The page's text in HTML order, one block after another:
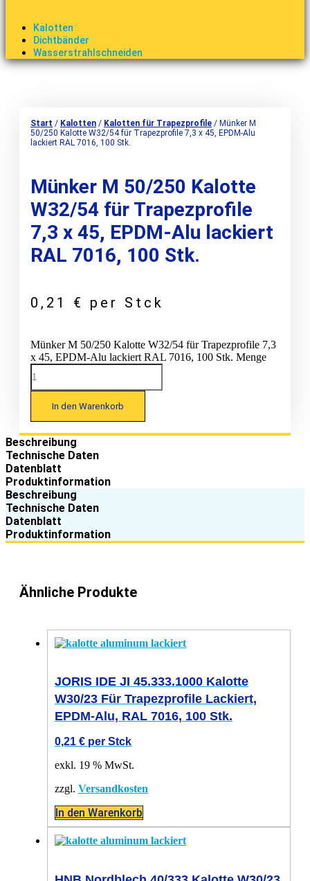
Kalotten
Dichtbänder
Wasserstrahlschneiden
Start / Kalotten / Kalotten für Trapezprofile / Münker M
50/250 Kalotte W32/54 für Trapezprofile 7,3 x 45, EPDM-Alu
lackiert RAL 7016, 100 Stk.
Münker M 50/250 Kalotte
W32/54 für Trapezprofile
7,3 x 45, EPDM-Alu lackiert
RAL 7016, 100 Stk.
0,21 € per Stck
Münker M 50/250 Kalotte W32/54 für Trapezprofile 7,3
x 45, EPDM-Alu lackiert RAL 7016, 100 Stk. Menge
In den Warenkorb
Beschreibung
Technische Daten
Datenblatt
Produktinformation
Beschreibung
Technische Daten
Datenblatt
Produktinformation
Ähnliche Produkte
JORIS IDE JI 45.333.1000 Kalotte
W30/23 Für Trapezprofile Lackiert,
EPDM-Alu, RAL 7016, 100 Stk.
0,21 € per Stck
exkl. 19 % MwSt.
zzgl. Versandkosten
In den Warenkorb